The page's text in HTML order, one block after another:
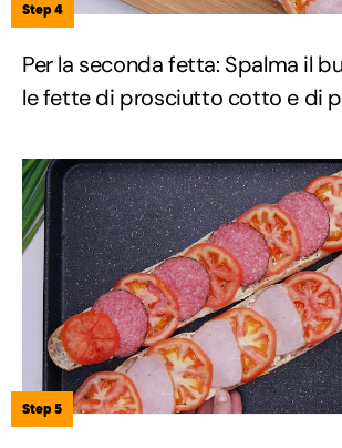
Step 4
Per la seconda fetta: Spalma il
le fette di prosciutto cotto e di
Step 5